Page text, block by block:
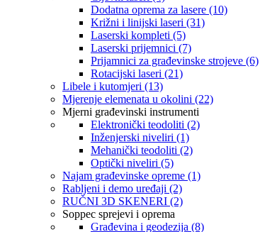
Dodatna oprema za lasere (10)
Križni i linijski laseri (31)
Laserski kompleti (5)
Laserski prijemnici (7)
Prijamnici za građevinske strojeve (6)
Rotacijski laseri (21)
Libele i kutomjeri (13)
Mjerenje elemenata u okolini (22)
Mjerni građevinski instrumenti
Elektronički teodoliti (2)
Inženjerski niveliri (1)
Mehanički teodoliti (2)
Optički niveliri (5)
Najam građevinske opreme (1)
Rabljeni i demo uređaji (2)
RUČNI 3D SKENERI (2)
Soppec sprejevi i oprema
Građevina i geodezija (8)